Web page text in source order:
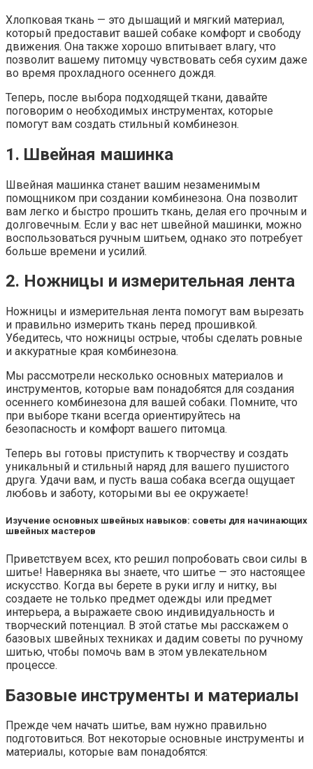
Хлопковая ткань — это дышащий и мягкий материал,
который предоставит вашей собаке комфорт и свободу
движения. Она также хорошо впитывает влагу, что
позволит вашему питомцу чувствовать себя сухим даже
во время прохладного осеннего дождя.
Теперь, после выбора подходящей ткани, давайте
поговорим о необходимых инструментах, которые
помогут вам создать стильный комбинезон.
1. Швейная машинка
Швейная машинка станет вашим незаменимым
помощником при создании комбинезона. Она позволит
вам легко и быстро прошить ткань, делая его прочным и
долговечным. Если у вас нет швейной машинки, можно
воспользоваться ручным шитьем, однако это потребует
больше времени и усилий.
2. Ножницы и измерительная лента
Ножницы и измерительная лента помогут вам вырезать
и правильно измерить ткань перед прошивкой.
Убедитесь, что ножницы острые, чтобы сделать ровные
и аккуратные края комбинезона.
Мы рассмотрели несколько основных материалов и
инструментов, которые вам понадобятся для создания
осеннего комбинезона для вашей собаки. Помните, что
при выборе ткани всегда ориентируйтесь на
безопасность и комфорт вашего питомца.
Теперь вы готовы приступить к творчеству и создать
уникальный и стильный наряд для вашего пушистого
друга. Удачи вам, и пусть ваша собака всегда ощущает
любовь и заботу, которыми вы ее окружаете!
Изучение основных швейных навыков: советы для начинающих
швейных мастеров
Приветствуем всех, кто решил попробовать свои силы в
шитье! Наверняка вы знаете, что шитье — это настоящее
искусство. Когда вы берете в руки иглу и нитку, вы
создаете не только предмет одежды или предмет
интерьера, а выражаете свою индивидуальность и
творческий потенциал. В этой статье мы расскажем о
базовых швейных техниках и дадим советы по ручному
шитью, чтобы помочь вам в этом увлекательном
процессе.
Базовые инструменты и материалы
Прежде чем начать шитье, вам нужно правильно
подготовиться. Вот некоторые основные инструменты и
материалы, которые вам понадобятся: